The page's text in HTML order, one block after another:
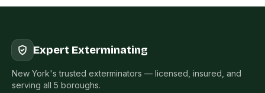
Expert Exterminating
New York's trusted exterminators — licensed, insured, and
serving all 5 boroughs.